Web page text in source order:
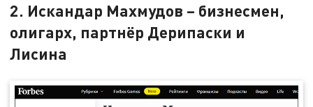
2. Искандар Махмудов – бизнесмен,
олигарх, партнёр Дерипаски и
Лисина